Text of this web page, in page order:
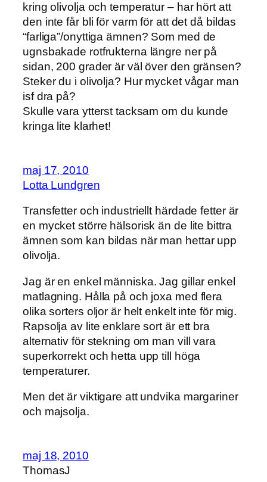
kring olivolja och temperatur – har hört att
den inte får bli för varm för att det då bildas
“farliga”/onyttiga ämnen? Som med de
ugnsbakade rotfrukterna längre ner på
sidan, 200 grader är väl över den gränsen?
Steker du i olivolja? Hur mycket vågar man
isf dra på?
Skulle vara ytterst tacksam om du kunde
kringa lite klarhet!
maj 17, 2010
Lotta Lundgren
Transfetter och industriellt härdade fetter är
en mycket större hälsorisk än de lite bittra
ämnen som kan bildas när man hettar upp
olivolja.
Jag är en enkel människa. Jag gillar enkel
matlagning. Hålla på och joxa med flera
olika sorters oljor är helt enkelt inte för mig.
Rapsolja av lite enklare sort är ett bra
alternativ för stekning om man vill vara
superkorrekt och hetta upp till höga
temperaturer.
Men det är viktigare att undvika margariner
och majsolja.
maj 18, 2010
ThomasJ